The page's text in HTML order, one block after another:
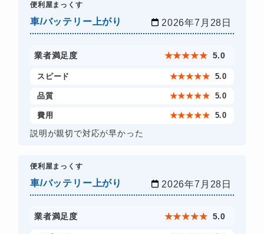
​便利屋まっくす
車/バッテリー上がり 2026年7月28日
業者満足度 ★★★★★ 5.0
スピード ★★★★★ 5.0
品質 ★★★★★ 5.0
費用 ★★★★★ 5.0
説明が親切で対応が早かった
​便利屋まっくす
車/バッテリー上がり 2026年7月28日
業者満足度 ★★★★★ 5.0